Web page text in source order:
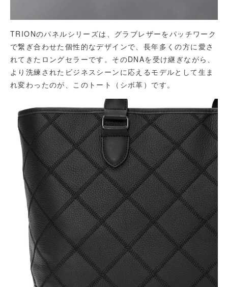
TRIONのパネルシリーズは、グラブレザーをパッチワーク
で繋ぎ合わせた個性的なデザインで、長年多くの方に愛さ
れてきたロングセラーです。そのDNAを受け継ぎながら、
より洗練されたビジネスシーンに応えるモデルとして生ま
れ変わったのが、このトート（シボ革）です。